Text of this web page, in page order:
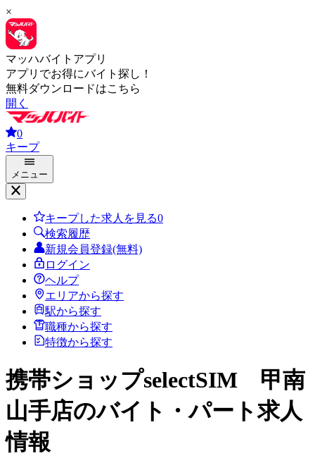
×
マッハバイトアプリ
アプリでお得にバイト探し！
無料ダウンロードはこちら
開く
0
キープ
メニュー
キープした求人を見る0
検索履歴
新規会員登録(無料)
ログイン
ヘルプ
エリアから探す
駅から探す
職種から探す
特徴から探す
携帯ショップselectSIM 甲南
山手店のバイト・パート求人
情報